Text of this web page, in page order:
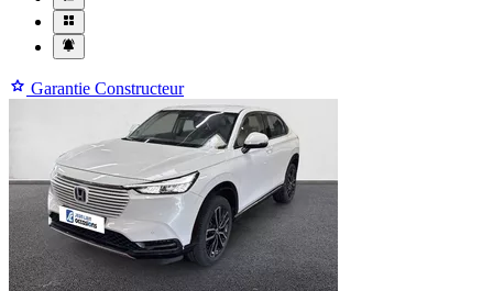
Garantie Constructeur